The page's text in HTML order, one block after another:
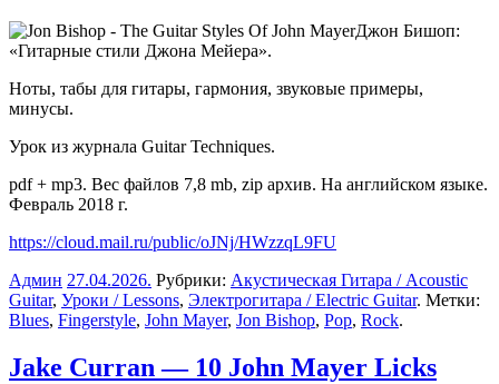
Джон Бишоп:
«Гитарные стили Джона Мейера».
Ноты, табы для гитары, гармония, звуковые примеры,
минусы.
Урок из журнала Guitar Techniques.
pdf + mp3. Вес файлов 7,8 mb, zip архив. На английском языке.
Февраль 2018 г.
https://cloud.mail.ru/public/oJNj/HWzzqL9FU
Админ 27.04.2026. Рубрики: Акустическая Гитара / Acoustic
Guitar, Уроки / Lessons, Электрогитара / Electric Guitar. Метки:
Blues, Fingerstyle, John Mayer, Jon Bishop, Pop, Rock.
Jake Curran — 10 John Mayer Licks